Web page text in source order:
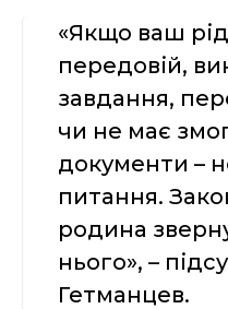
«Якщо ваш
передовій,
завдання,
чи не має
документи –
питання.
родина
нього», –
Гетманцев.